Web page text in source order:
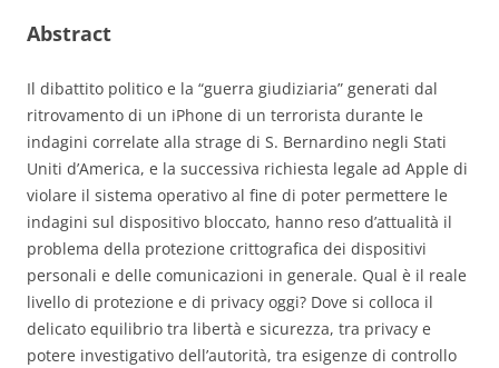
Abstract
Il dibattito politico e la “guerra giudiziaria” generati dal
ritrovamento di un iPhone di un terrorista durante le
indagini correlate alla strage di S. Bernardino negli Stati
Uniti d’America, e la successiva richiesta legale ad Apple di
violare il sistema operativo al fine di poter permettere le
indagini sul dispositivo bloccato, hanno reso d’attualità il
problema della protezione crittografica dei dispositivi
personali e delle comunicazioni in generale. Qual è il reale
livello di protezione e di privacy oggi? Dove si colloca il
delicato equilibrio tra libertà e sicurezza, tra privacy e
potere investigativo dell’autorità, tra esigenze di controllo